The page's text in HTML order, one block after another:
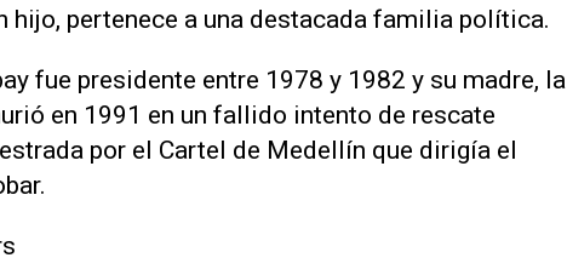
hijo, pertenece a una destacada familia política.
fue presidente entre 1978 y 1982 y su madre, la
en 1991 en un fallido intento de rescate
por el Cartel de Medellín que dirigía el